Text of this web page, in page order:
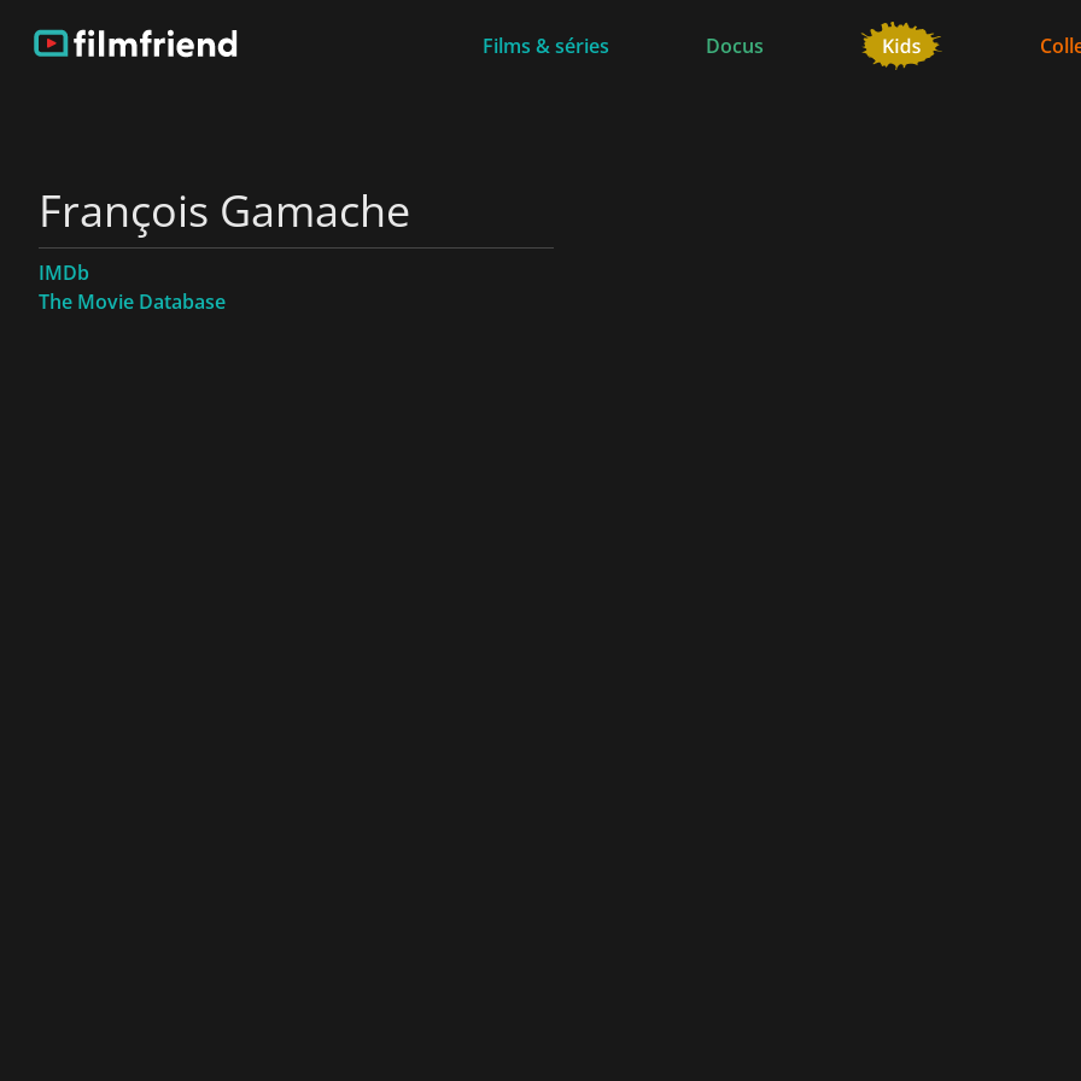
Films & séries Docus
François Gamache
IMDb
The Movie Database